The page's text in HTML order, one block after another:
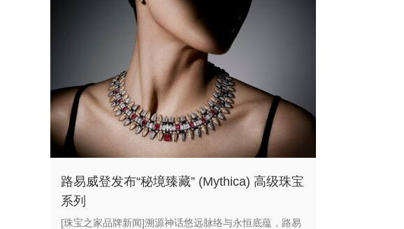
路易威登发布“秘境臻藏” (Mythica) 高级珠宝
系列
[珠宝之家品牌新闻]溯源神话悠远脉络与永恒底蕴，路易